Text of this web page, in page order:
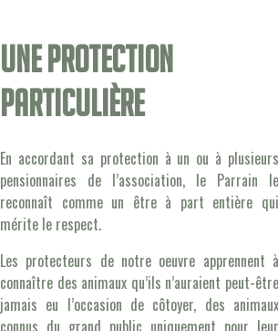
Une protection
particulière
En accordant sa protection à un ou à plusieurs
pensionnaires de l’association, le Parrain le
reconnaît comme un être à part entière qui
mérite le respect.
Les protecteurs de notre oeuvre apprennent à
connaître des animaux qu’ils n’auraient peut-être
jamais eu l’occasion de côtoyer, des animaux
connus du grand public uniquement pour leur